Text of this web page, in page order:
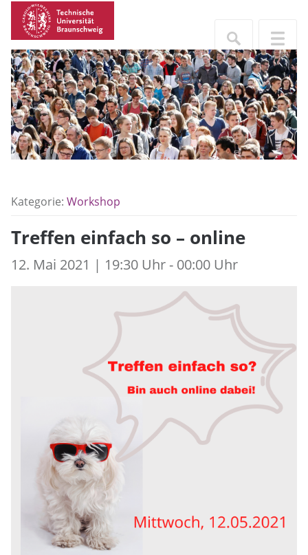
Kategorie: Workshop
Treffen einfach so – online
12. Mai 2021 | 19:30 Uhr - 00:00 Uhr